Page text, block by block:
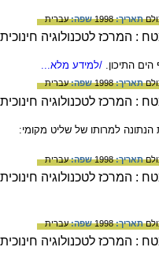
תאריך:1998 שפה:עברית
התיכון. /למידע מלא...
תאריך:1998 שפה:עברית
למרותו של שליט מקומי:
תאריך:1998 שפה:עברית
תאריך:1998 שפה:עברית